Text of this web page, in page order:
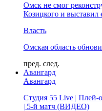
Омск не смог
Козицкого и выставил
Власть
Омская область
пред. след.
Авангард
Авангард
Студия 55 Live | Плей-
| 5-й матч (ВИДЕО)